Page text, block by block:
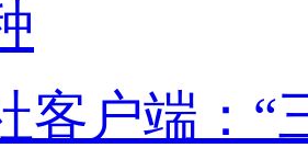
客户端：